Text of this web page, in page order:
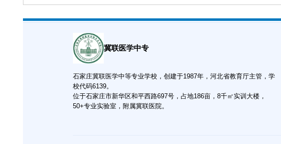
冀联医学中专
石家庄冀联医学中等专业学校，创建于1987年，河北省教育厅主管，学
校代码6139。
位于石家庄市新华区和平西路697号，占地186亩，8千㎡实训大楼，
50+专业实验室，附属冀联医院。